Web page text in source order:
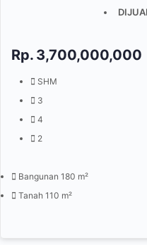
Rp. 3,700,000,000
SHM
3
4
2
Bangunan 180 m²
Tanah 110 m²